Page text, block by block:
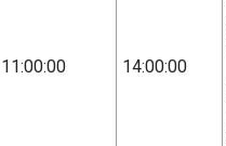
11:00:00 14:00:00